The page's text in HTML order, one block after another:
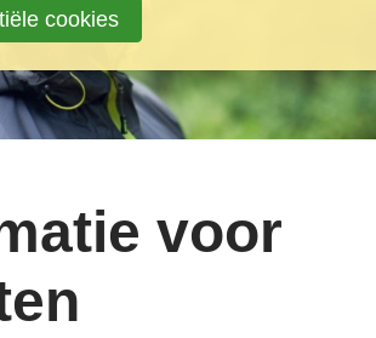
voor
Contact
Login
Zoek
cookies